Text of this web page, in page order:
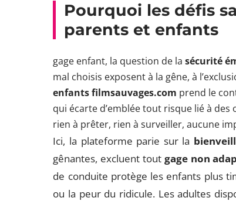
Pourquoi les défis
parents et enfants
gage enfant, la question de lasécurité
mal choisis exposent à la gêne, à
enfants filmsauvages.com prend le
qui écarte d’emblée tout risque lié à
rien à prêter, rien à surveiller, aucune
Ici, la plateforme parie sur la
gênantes, excluent tout gage non
de conduite protège les enfants plus
ou la peur du ridicule. Les adultes